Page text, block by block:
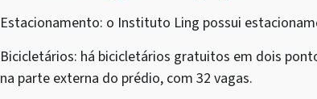
Estacionamento: o Instituto Ling possui
Bicicletários: há bicicletários gratuitos em dois
na parte externa do prédio, com 32 vagas.